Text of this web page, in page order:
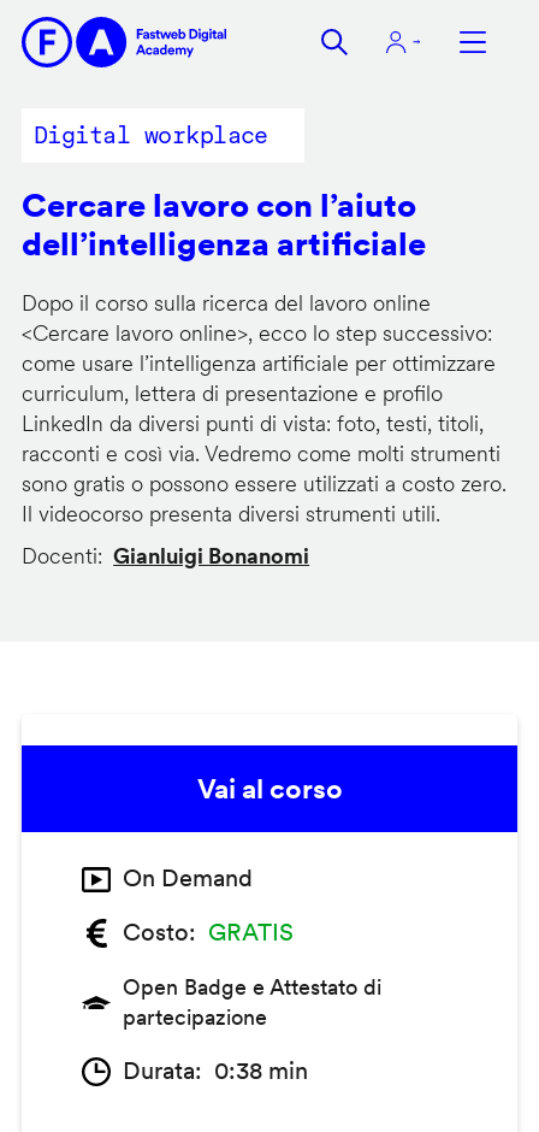
contenuto
Digital workplace
Cercare lavoro con l’aiuto
dell’intelligenza artificiale
Dopo il corso sulla ricerca del lavoro online
<Cercare lavoro online>, ecco lo step successivo:
come usare l’intelligenza artificiale per ottimizzare
curriculum, lettera di presentazione e profilo
LinkedIn da diversi punti di vista: foto, testi, titoli,
racconti e così via. Vedremo come molti strumenti
sono gratis o possono essere utilizzati a costo zero.
Il videocorso presenta diversi strumenti utili.
Docenti
Gianluigi Bonanomi
Vai al corso
On Demand
Costo
GRATIS
Open Badge e Attestato di
partecipazione
Durata 0:38 min